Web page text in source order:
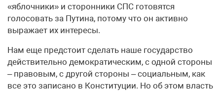
«яблочники» и сторонники СПС готовятся
голосовать за Путина, потому что он активно
выражает их интересы.
Нам еще предстоит сделать наше государство
действительно демократическим, с одной стороны
– правовым, с другой стороны – социальным, как
все это записано в Конституции. Но об этом власть